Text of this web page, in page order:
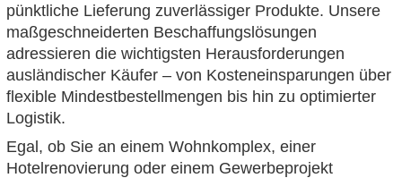
pünktliche Lieferung zuverlässiger Produkte. Unsere
maßgeschneiderten Beschaffungslösungen
adressieren die wichtigsten Herausforderungen
ausländischer Käufer – von Kosteneinsparungen über
flexible Mindestbestellmengen bis hin zu optimierter
Logistik.
Egal, ob Sie an einem Wohnkomplex, einer
Hotelrenovierung oder einem Gewerbeprojekt